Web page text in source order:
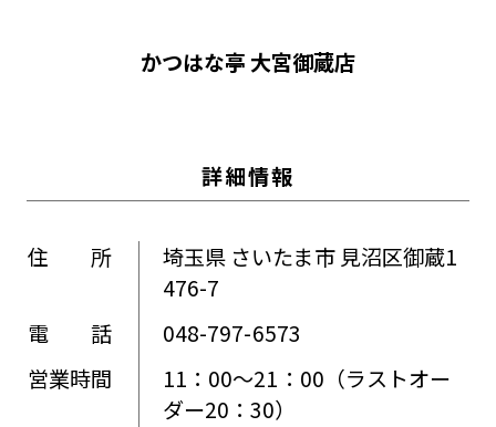
かつはな亭 大宮御蔵店
詳細情報
住 所
埼玉県 さいたま市 見沼区御蔵1
476-7
電 話
048-797-6573
営業時間
11：00～21：00（ラストオー
ダー20：30）